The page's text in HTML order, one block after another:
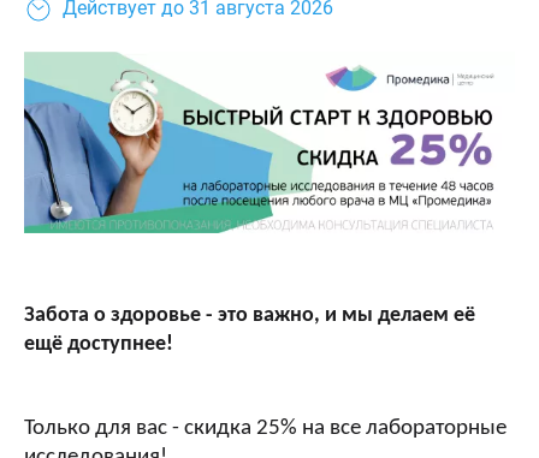
Действует до 31 августа 2026
Забота о здоровье - это важно, и мы делаем её
ещё доступнее!
Только для вас - скидка 25% на все лабораторные